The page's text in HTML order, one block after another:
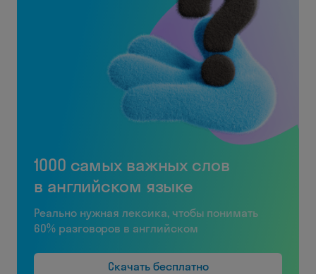
1000 самых важных слов
в английском языке
Реально нужная лексика, чтобы понимать
60% разговоров в английском
Скачать бесплатно